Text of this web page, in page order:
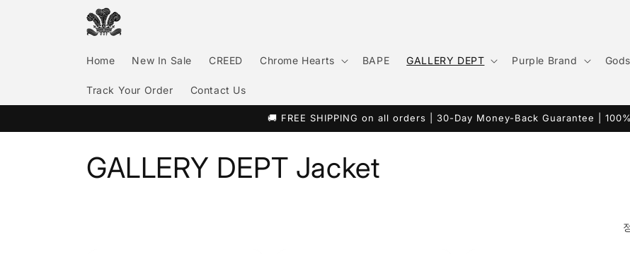
Home New In Sale CREED Chrome Hearts BAPE GALLERY DEPT Purple Brand
Track Your Order Contact Us
/
🚚 FREE SHIPPING on all orders | 30-Day Money-Back Guarantee |
컬
GALLERY DEPT Jacket